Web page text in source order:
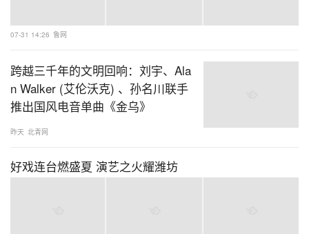
07-31 14:26 鲁网
跨越三千年的文明回响：刘宇、Ala
n Walker (艾伦沃克) 、孙名川联手
推出国风电音单曲《金乌》
昨天 北青网
好戏连台燃盛夏 演艺之火耀潍坊